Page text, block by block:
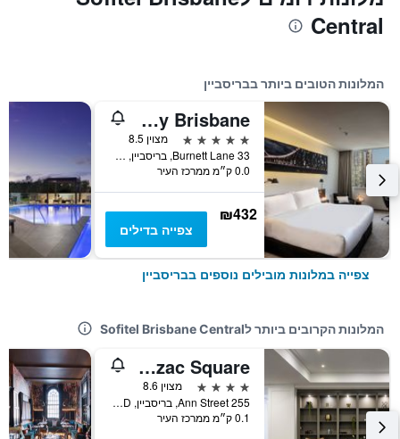
Central
המלונות הטובים ביותר בבריסביין
Hyatt Regency Brisbane
5 כוכבים
מצוין 8.5
33 Burnett Lane, בריסביין, QLD, אוסטרליה
0.0 ק״מ ממרכז העיר
₪432
צפייה בדילים
צפייה במלונות מובילים נוספים בבריסביין
המלונות הקרובים ביותר לSofitel Brisbane Central
Adina Apartment Hotel Brisbane Anzac Square
4 כוכבים
מצוין 8.6
255 Ann Street, בריסביין, QLD, אוסטרליה
0.1 ק״מ ממרכז העיר